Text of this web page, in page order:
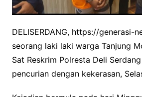
DELISERDANG, https://generasi-
seorang laki laki warga Tanjung
Sat Reskrim Polresta Deli
pencurian dengan kekerasan,